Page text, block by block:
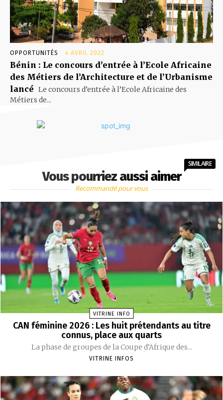
OPPORTUNITÉS 4 AVRIL 2022
Bénin : Le concours d’entrée à l’Ecole Africaine
des Métiers de l’Architecture et de l’Urbanisme
lancé Le concours d’entrée à l’Ecole Africaine des
Métiers de...
Vous pourriez aussi aimer
SIMILAIRE
Recommandé pour vous
VITRINE INFO
CAN féminine 2026 : Les huit prétendants au titre
connus, place aux quarts
La phase de groupes de la Coupe d’Afrique des...
VITRINE INFOS